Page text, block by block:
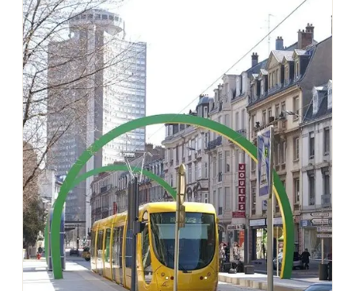
Concerts
Sports
Soirées
Sorties famille
Expos
Sorties & loisirs
Paysage dans le Haut-Rhin
Paysage en Alsace
Nice
Paris
Strasbourg
Toulouse
Toutes les villes